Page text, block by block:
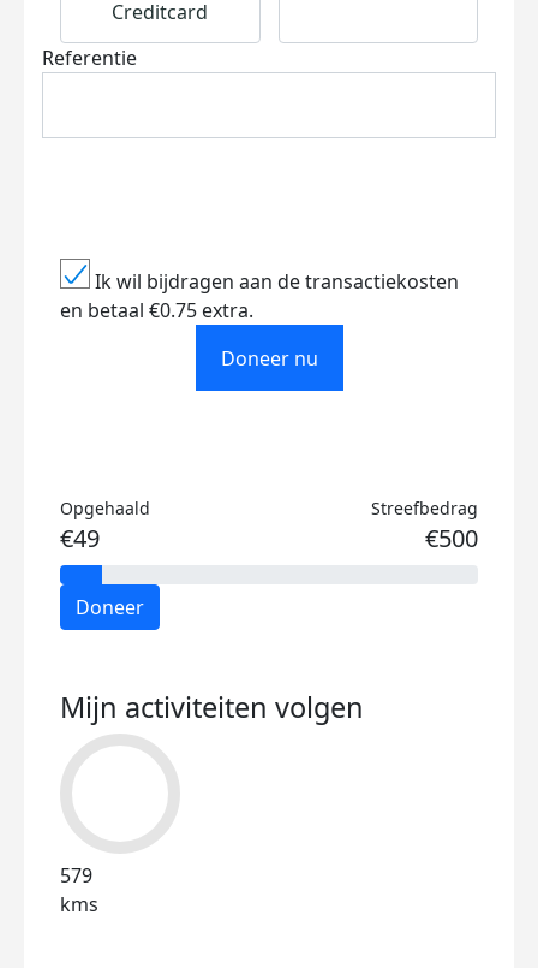
Creditcard
Referentie
Ik wil bijdragen aan de transactiekosten
en betaal €0.75 extra.
Doneer nu
Opgehaald
€49
Streefbedrag
€500
Doneer
Mijn activiteiten volgen
579
kms